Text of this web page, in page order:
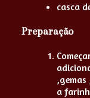
casca
Preparação
a